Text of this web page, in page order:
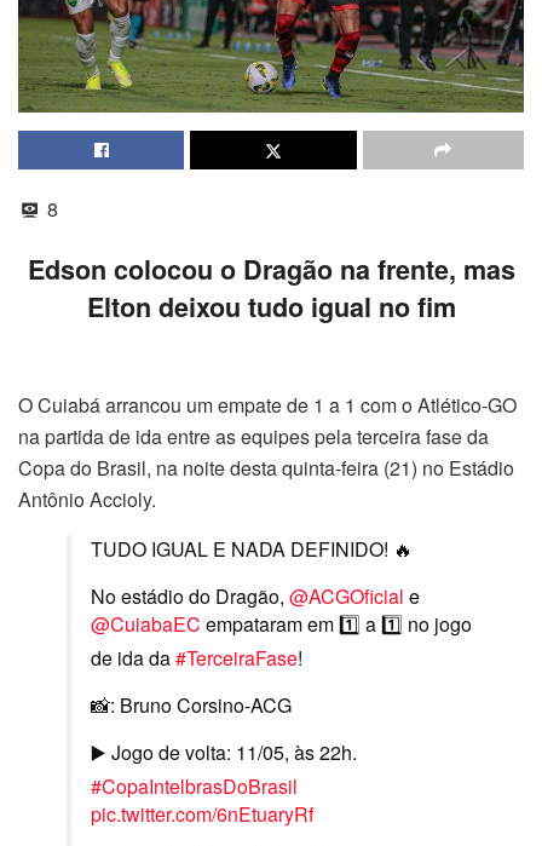
8
Edson colocou o Dragão na frente, mas
Elton deixou tudo igual no fim
O Cuiabá arrancou um empate de 1 a 1 com o Atlético-GO
na partida de ida entre as equipes pela terceira fase da
Copa do Brasil, na noite desta quinta-feira (21) no Estádio
Antônio Accioly.
TUDO IGUAL E NADA DEFINIDO! 🔥
No estádio do Dragão, @ACGOficial e
@CuiabaEC empataram em 1️⃣ a 1️⃣ no jogo
de ida da#TerceiraFase!
📸: Bruno Corsino-ACG
▶️ Jogo de volta: 11/05, às 22h.
#CopaIntelbrasDoBrasil
pic.twitter.com/6nEtuaryRf